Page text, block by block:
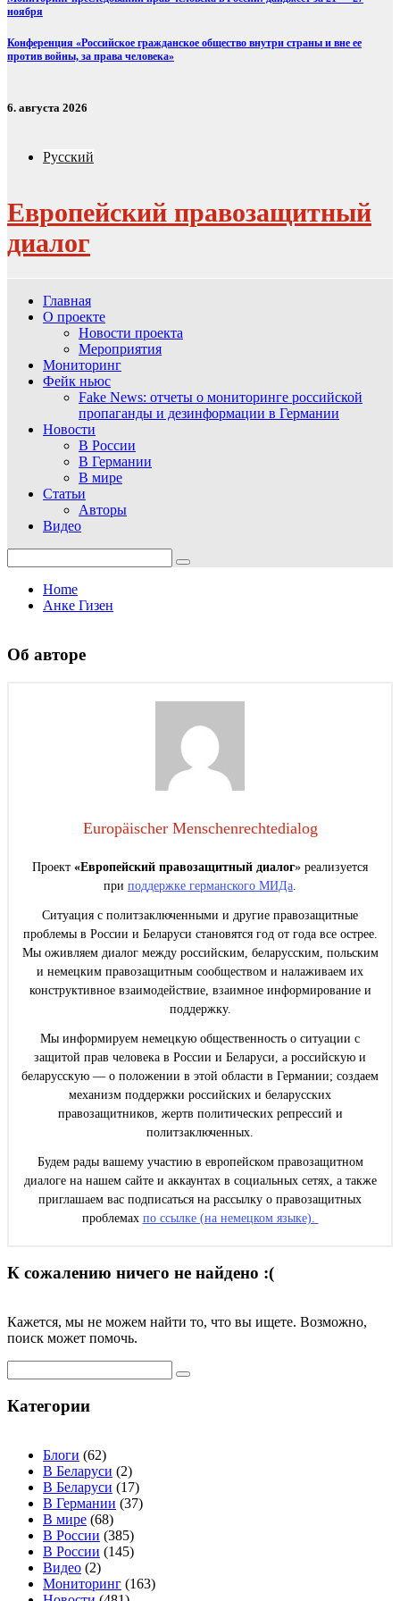
ноября
Конференция «Российское гражданское общество внутри страны и вне ее
против войны, за права человека»
6. августа 2026
Русский
Европейский правозащитный
диалог
Главная
О проекте
Новости проекта
Мероприятия
Мониторинг
Фейк ньюс
Fake News: отчеты о мониторинге российской
пропаганды и дезинформации в Германии
Новости
В России
В Германии
В мире
Статьи
Авторы
Видео
for:
Home
Анке Гизен
Об авторе
Europäischer Menschenrechtedialog
Проект «Европейский правозащитный диалог» реализуется
при поддержке германского МИДа
Ситуация с политзаключенными и другие правозащитные
проблемы в России и Беларуси становятся год от года все острее.
Мы оживляем диалог между российским, беларусским, польским
и немецким правозащитным сообществом и налаживаем их
конструктивное взаимодействие, взаимное информирование и
поддержку.
Мы информируем немецкую общественность о ситуации с
защитой прав человека в России и Беларуси, а российскую и
беларусскую — о положении в этой области в Германии; создаем
механизм поддержки российских и беларусских
правозащитников, жертв политических репрессий и
политзаключенных.
Будем рады вашему участию в европейском правозащитном
диалоге на нашем сайте и аккаунтах в социальных сетях, а также
приглашаем вас подписаться на рассылку о правозащитных
проблемах по ссылке (на немецком языке).
К сожалению ничего не найдено :(
Кажется, мы не можем найти то, что вы ищете. Возможно,
поиск может помочь.
for:
Категории
Блоги (62)
В Беларуси (2)
В Беларуси (17)
В Германии (37)
В мире (68)
В России (385)
В России (145)
Видео (2)
Мониторинг (163)